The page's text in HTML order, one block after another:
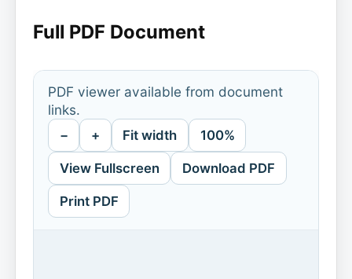
Full PDF Document
PDF viewer available from document
links.
− + Fit width 100%
View Fullscreen Download PDF
Print PDF